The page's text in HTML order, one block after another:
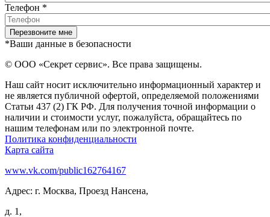
Телефон *
*Ваши данные в безопасности
© ООО «Секрет сервис». Все права защищены.
Наш сайт носит исключительно информационный характер и
не является публичной офертой, определяемой положениями
Статьи 437 (2) ГК РФ. Для получения точной информации о
наличии и стоимости услуг, пожалуйста, обращайтесь по
нашим телефонам или по электронной почте.
Политика конфиденциальности
Карта сайта
www.vk.com/public162764167
Адрес: г. Москва, Проезд Нансена,
д. 1,